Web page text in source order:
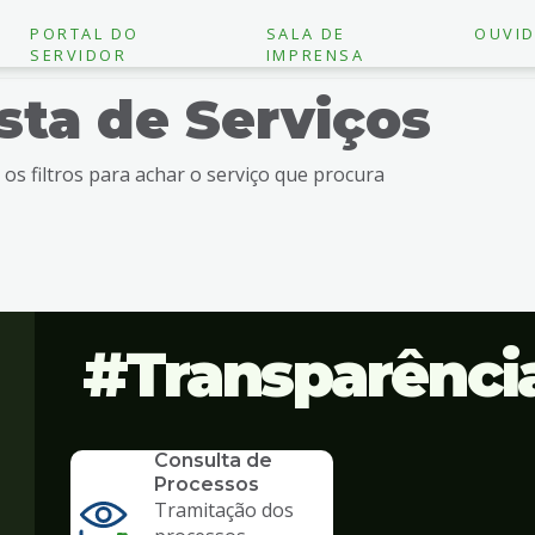
PORTAL DO
SERVIDOR
SALA DE
IMPRENSA
de Serviços
os filtros para achar o serviço que procura
Consulta de
Processos
Tramitação dos